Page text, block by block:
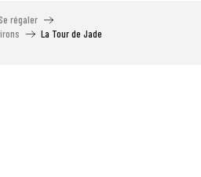
Se régaler
La Tour de Jade